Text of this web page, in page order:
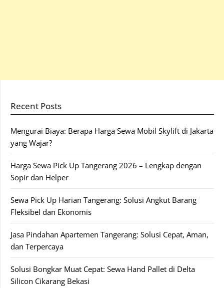
Recent Posts
Mengurai Biaya: Berapa Harga Sewa Mobil Skylift di Jakarta
yang Wajar?
Harga Sewa Pick Up Tangerang 2026 – Lengkap dengan
Sopir dan Helper
Sewa Pick Up Harian Tangerang: Solusi Angkut Barang
Fleksibel dan Ekonomis
Jasa Pindahan Apartemen Tangerang: Solusi Cepat, Aman,
dan Terpercaya
Solusi Bongkar Muat Cepat: Sewa Hand Pallet di Delta
Silicon Cikarang Bekasi